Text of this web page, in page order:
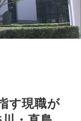
す現職が